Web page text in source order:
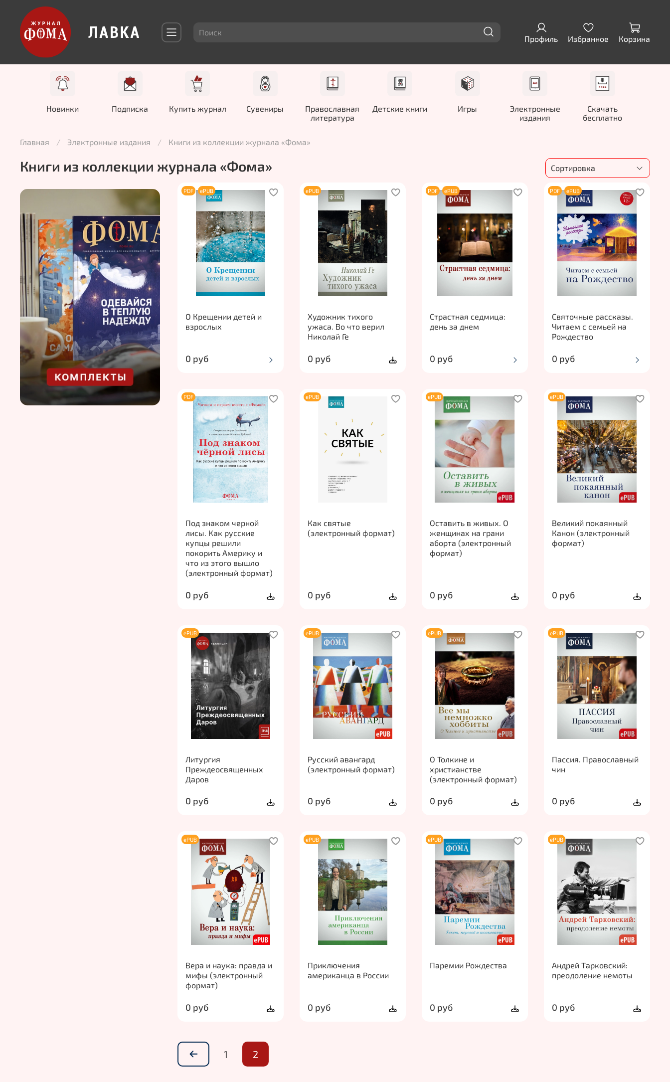
Профиль Избранное Корзина
Новинки Подписка Купить журнал Сувениры
Православная
литература
Детские книги Игры
Электронные
издания
Скачать
бесплатно
Главная Электронные издания Книги из коллекции журнала «Фома»
Книги из коллекции журнала «Фома»
PDF ePUB
О Крещении детей и
взрослых
0 руб
ePUB
Художник тихого
ужаса. Во что верил
Николай Ге
0 руб
PDF ePUB
Страстная седмица:
день за днем
0 руб
PDF ePUB
Святочные рассказы.
Читаем с семьей на
Рождество
0 руб
PDF
Под знаком черной
лисы. Как русские
купцы решили
покорить Америку и
что из этого вышло
(электронный формат)
0 руб
ePUB
Как святые
(электронный формат)
0 руб
ePUB
Оставить в живых. О
женщинах на грани
аборта (электронный
формат)
0 руб
ePUB
Великий покаянный
Канон (электронный
формат)
0 руб
ePUB
Литургия
Преждеосвященных
Даров
0 руб
ePUB
Русский авангард
(электронный формат)
0 руб
ePUB
О Толкине и
христианстве
(электронный формат)
0 руб
ePUB
Пассия. Православный
чин
0 руб
ePUB
Вера и наука: правда и
мифы (электронный
формат)
0 руб
ePUB
Приключения
американца в России
0 руб
ePUB
Паремии Рождества
0 руб
ePUB
Андрей Тарковский:
преодоление немоты
0 руб
1 2